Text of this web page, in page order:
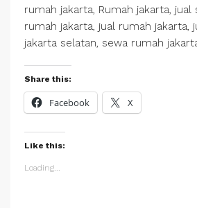
rumah jakarta, Rumah jakarta, jual
rumah jakarta, jual rumah jakarta,
jakarta selatan, sewa rumah
Share this:
Facebook X
Like this:
Loading...